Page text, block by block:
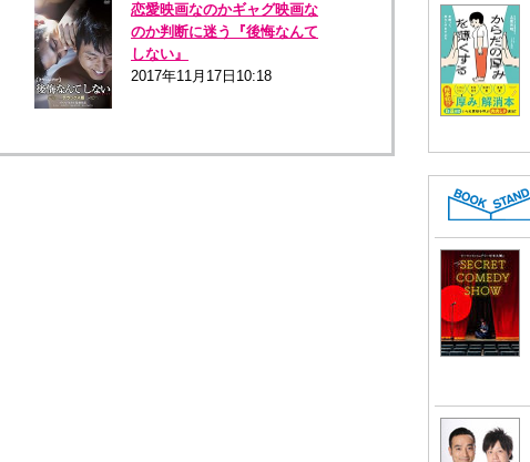
恋愛映画なのかギャグ映画な
のか判断に迷う『後悔なんて
しない』
2017年11月17日10:18